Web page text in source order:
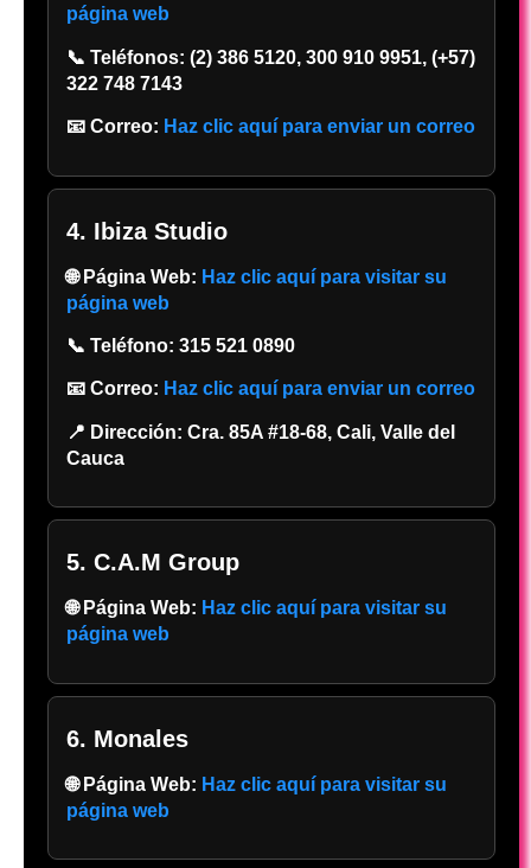
página web
📞 Teléfonos: (2) 386 5120, 300 910 9951, (+57)
322 748 7143
📧 Correo: Haz clic aquí para enviar un correo
4. Ibiza Studio
🌐 Página Web: Haz clic aquí para visitar su
página web
📞 Teléfono: 315 521 0890
📧 Correo: Haz clic aquí para enviar un correo
📍 Dirección: Cra. 85A #18-68, Cali, Valle del
Cauca
5. C.A.M Group
🌐 Página Web: Haz clic aquí para visitar su
página web
6. Monales
🌐 Página Web: Haz clic aquí para visitar su
página web